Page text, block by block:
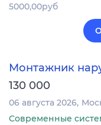
5000,00руб
Монтажник
130 000
06 августа 2026
Современные